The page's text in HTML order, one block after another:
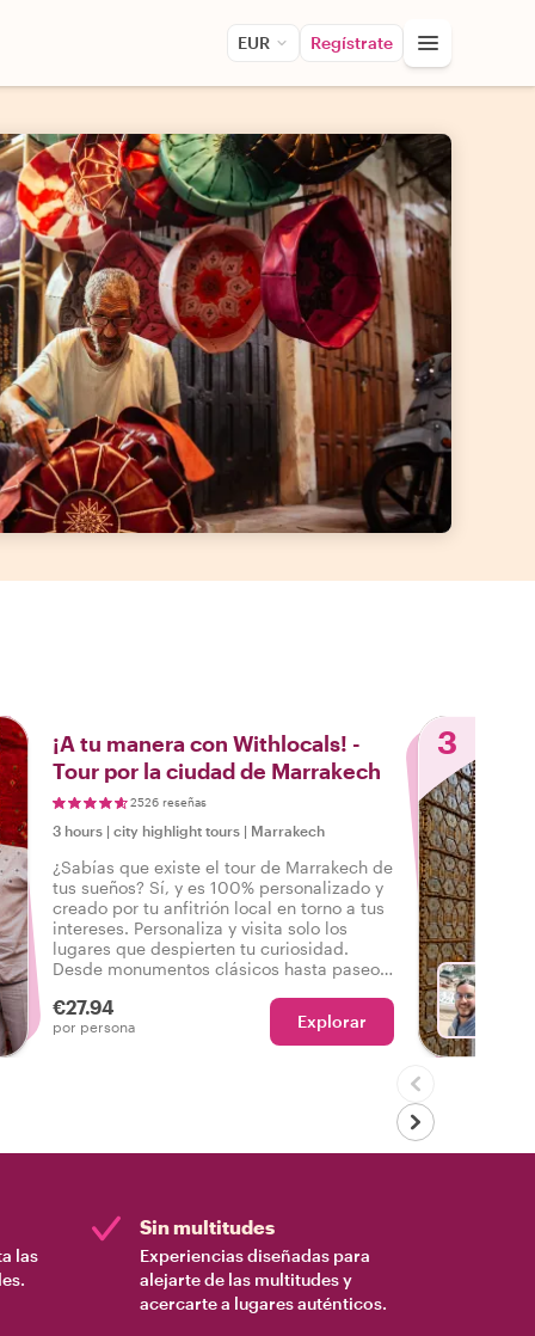
EUR Regístrate
¡A tu manera con Withlocals! -
Tour por la ciudad de Marrakech
2526 reseñas
3 hours | city highlight tours | Marrakech
¿Sabías que existe el tour de Marrakech de
tus sueños? Sí, y es 100% personalizado y
creado por tu anfitrión local en torno a tus
intereses. Personaliza y visita solo los
lugares que despierten tu curiosidad.
Desde monumentos clásicos hasta paseos
€27.94
por persona Explorar
3
las
Sin multitudes
Experiencias diseñadas para
alejarte de las multitudes y
acercarte a lugares auténticos.